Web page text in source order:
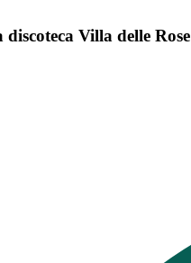
Villa delle Rose